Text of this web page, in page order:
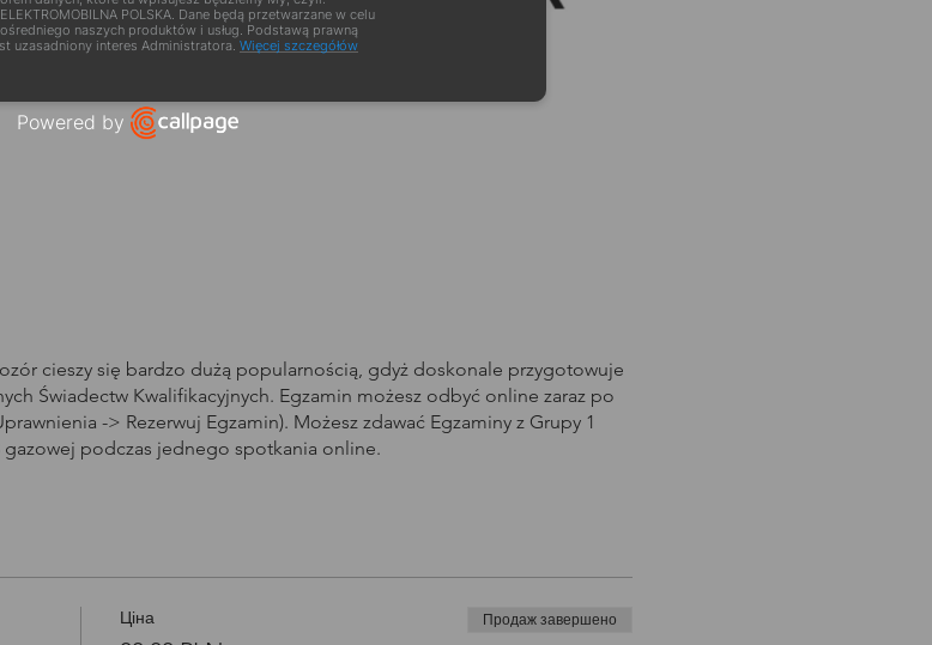
cieszy się bardzo dużą popularnością, gdyż doskonale przygotowuje
Świadectw Kwalifikacyjnych. Egzamin możesz odbyć online zaraz po
-> Rezerwuj Egzamin). Możesz zdawać Egzaminy z Grupy 1
gazowej podczas jednego spotkania online.
Ціна Продаж завершено
POLSKA. Dane będą przetwarzane w celu
naszych produktów i usług. Podstawą prawną
uzasadniony interes Administratora. Więcej szczegółów
Powered by